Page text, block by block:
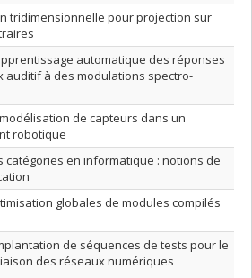
tridimensionnelle pour projection sur
automatique des réponses
auditif à des modulations spectro-
de capteurs dans un
robotique
catégories en informatique : notions de
globales de modules compilés
de séquences de tests pour le
des réseaux numériques